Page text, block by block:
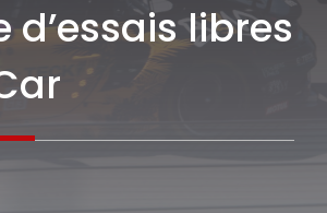
d’essais libres